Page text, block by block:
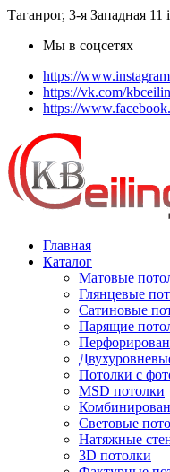
Таганрог, 3-я Западная 11
Мы в соцсетях
https://
https://vk.com/
https://
Главная
Каталог
Матовые
Глянцевые
Сатиновые
Парящие
Потолки с
MSD потолки
Световые
Натяжные
3D потолки